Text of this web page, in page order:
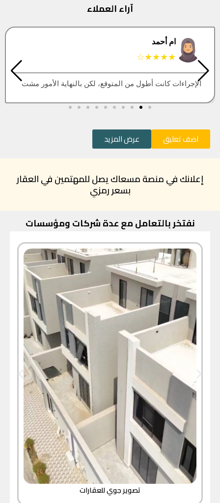
آراء العملاء
البتول
★★★★★
العقار اللي كنت أبيه طلع مباع، أتمنى التحديث يكون أسرع
اضف تعليق عرض المزيد
إعلانك في منصة مسعاك يصل للمهتمين في العقار
بسعر رمزي
نفتخر بالتعامل مع عدة شركات ومؤسسات
تصوير جوي للعقارات